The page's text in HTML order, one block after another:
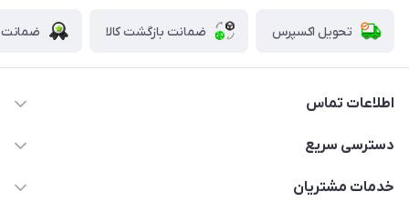
تحویل اکسپرس ضمانت بازگشت کالا ضمانت
اطلاعات تماس
09123855612
دسترسی سریع
حساب کاربری
خدمات مشتریان